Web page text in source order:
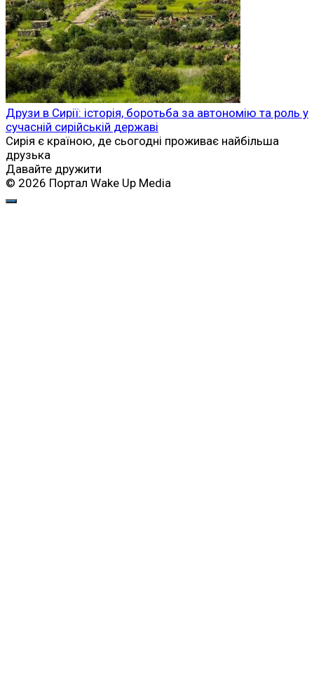
Друзи в Сирії: історія, боротьба за автономію та роль у
сучасній сирійській державі
Сирія є країною, де сьогодні проживає найбільша
друзька
Давайте дружити
© 2026 Портал Wake Up Media